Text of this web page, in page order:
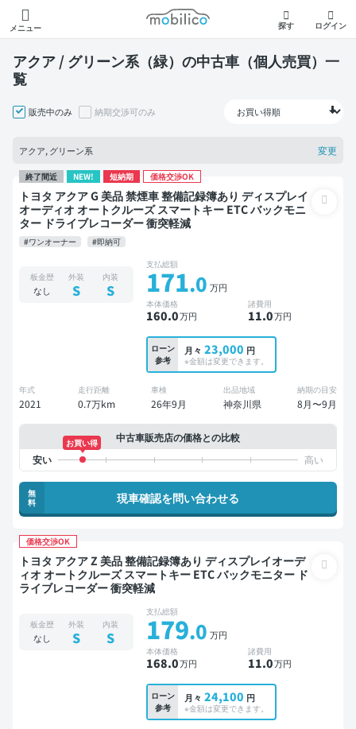
メニュー
モビリコ
探す ログイン
アクア / グリーン系（緑）の中古車（個人売買）一
覧
販売中のみ 納期交渉可のみ
アクア, グリーン系 変更
終了間近 NEW! 短納期 価格交渉OK
トヨタ アクア G 美品 禁煙車 整備記録簿あり ディスプレイ
オーディオ オートクルーズ スマートキー ETC バックモニ
ター ドライブレコーダー 衝突軽減
#ワンオーナー #即納可
板金歴
なし
外装
S
内装
S
支払総額
171.0 万円
本体価格
160.0万円
諸費用
11.0万円
ローン
参考
月々 23,000 円
※金額は変更できます。
年式
2021
走行距離
0.7万km
車検
26年9月
出品地域
神奈川県
納期の目安
8月〜9月
中古車販売店の価格との比較
お買い得
無
料
現車確認を問い合わせる
価格交渉OK
トヨタ アクア Z 美品 整備記録簿あり ディスプレイオーデ
ィオ オートクルーズ スマートキー ETC バックモニター ド
ライブレコーダー 衝突軽減
板金歴
なし
外装
S
内装
S
支払総額
179.0 万円
本体価格
168.0万円
諸費用
11.0万円
ローン
参考
月々 24,100 円
※金額は変更できます。